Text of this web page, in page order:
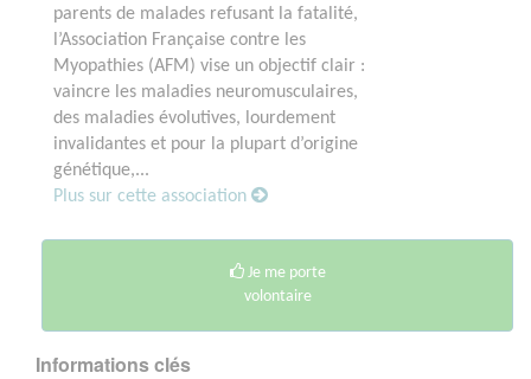
parents de malades refusant la fatalité,
l’Association Française contre les
Myopathies (AFM) vise un objectif clair :
vaincre les maladies neuromusculaires,
des maladies évolutives, lourdement
invalidantes et pour la plupart d’origine
génétique,...
Plus sur cette association
Je me porte
volontaire
Informations clés